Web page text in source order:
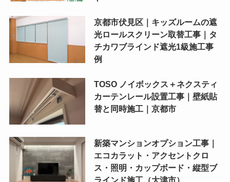
京都市伏見区｜キッズルームの遮
光ロールスクリーン取替工事｜タ
チカワブラインド遮光1級施工事
例
TOSO ノイボックス＋ネクスティ
カーテンレール設置工事｜壁紙貼
替と同時施工｜京都市
新築マンションオプション工事｜
エコカラット・アクセントクロ
ス・照明・カップボード・縦型ブ